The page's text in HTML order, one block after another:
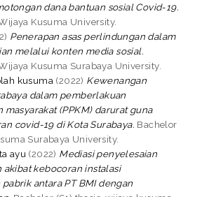
dana bantuan sosial Covid-19.
Kusuma University.
Penerapan asas perlindungan dalam
melalui konten media sosial.
Kusuma Surabaya University.
kusuma (2022) Kewenangan
dalam pemberlakuan
masyarakat (PPKM) darurat guna
covid-19 di Kota Surabaya. Bachelor
Surabaya University.
ayu (2022) Mediasi penyelesaian
kebocoran instalasi
antara PT BMI dengan